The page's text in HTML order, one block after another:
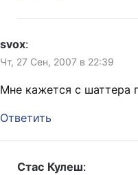
svox:
Чт, 27 Сен, 2007 в 22:39
Мне кажется с шаттера
Ответить
Стас Кулеш: